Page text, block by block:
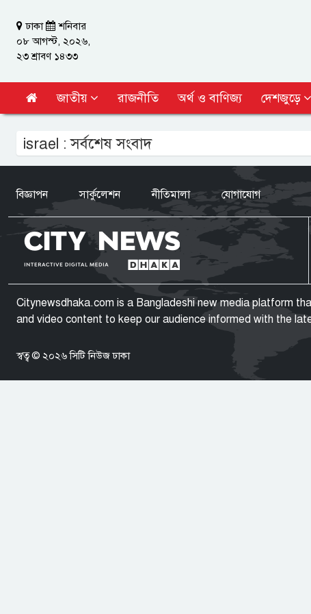
ঢাকা
শনিবার
০৮ আগস্ট, ২০২৬,
২৩ শ্রাবণ ১৪৩৩
জাতীয় রাজনীতি অর্থ ও বাণিজ্য দেশজুড়ে
israel : সর্বশেষ সংবাদ
বিজ্ঞাপন সার্কুলেশন নীতিমালা যোগাযোগ
Citynewsdhaka.com is a Bangladeshi new media platform
and video content to keep our audience informed with the
স্বত্ব © ২০২৬ সিটি নিউজ ঢাকা